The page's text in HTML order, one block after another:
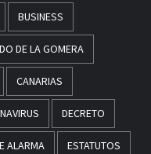
BUSINESS
DE LA GOMERA
CANARIAS
DECRETO
ALARMA ESTATUTOS